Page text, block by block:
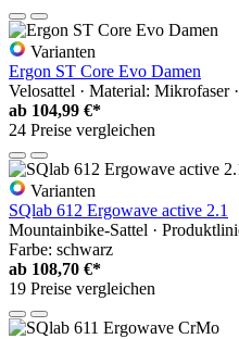
Varianten
Ergon ST Core Evo Damen
Velosattel · Material: Mikrofaser
ab 104,99 €*
24 Preise vergleichen
Varianten
SQlab 612 Ergowave active 2.1
Mountainbike-Sattel ·
Farbe: schwarz
ab 108,70 €*
19 Preise vergleichen